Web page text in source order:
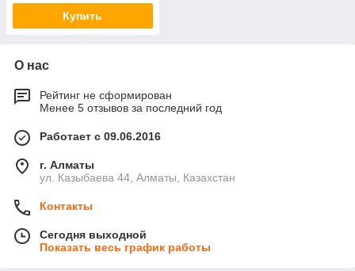
Купить
О нас
Рейтинг не сформирован
Менее 5 отзывов за последний год
Работает с 09.06.2016
г. Алматы
ул. Казыбаева 44, Алматы, Казахстан
Контакты
Сегодня выходной
Показать весь график работы